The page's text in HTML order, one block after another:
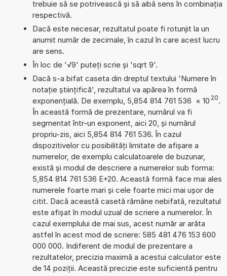
trebuie să se potrivească și să aibă sens în combinația
respectivă.
Dacă este necesar, rezultatul poate fi rotunjit la un
anumit număr de zecimale, în cazul în care acest lucru
are sens.
În loc de '√9' puteți scrie și 'sqrt 9'.
Dacă s-a bifat caseta din dreptul textului 'Numere în
notație științifică', rezultatul va apărea în formă
exponențială. De exemplu, 5,854 814 761 536 × 10 20.
În această formă de prezentare, numărul va fi
segmentat într-un exponent, aici 20, și numărul
propriu-zis, aici 5,854 814 761 536. În cazul
dispozitivelor cu posibilități limitate de afișare a
numerelor, de exemplu calculatoarele de buzunar,
există și modul de descriere a numerelor sub forma:
5,854 814 761 536 E+20. Această formă face mai ales
numerele foarte mari și cele foarte mici mai ușor de
citit. Dacă această casetă rămâne nebifată, rezultatul
este afișat în modul uzual de scriere a numerelor. În
cazul exemplului de mai sus, acest număr ar arăta
astfel în acest mod de scriere: 585 481 476 153 600
000 000. Indiferent de modul de prezentare a
rezultatelor, precizia maximă a acestui calculator este
de 14 poziții. Această precizie este suficientă pentru